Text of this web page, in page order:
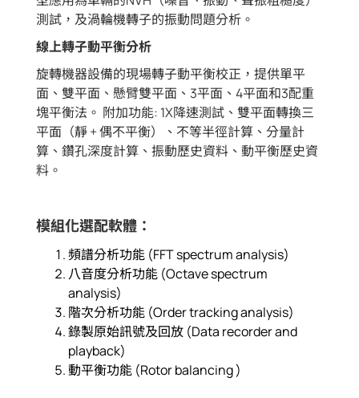
測試，及渦輪機轉子的振動問題分析。
線上轉子動平衡分析
旋轉機器設備的現場轉子動平衡校正，提供單平
面、雙平面、懸臂雙平面、3平面、4平面和3配重
塊平衡法。 附加功能: 1X降速測試、雙平面轉換三
平面（靜 + 偶不平衡）、不等半徑計算、分量計
算、鑽孔深度計算、振動歷史資料、動平衡歷史資
料。
模組化選配軟體：
頻譜分析功能 (FFT spectrum analysis)
八音度分析功能 (Octave spectrum
analysis)
階次分析功能 (Order tracking analysis)
錄製原始訊號及回放 (Data recorder and
playback)
動平衡功能 (Rotor balancing )